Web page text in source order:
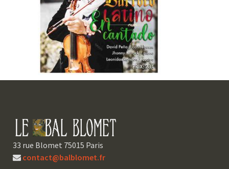
33 rue Blomet 75015 Paris
contact@balblomet.fr